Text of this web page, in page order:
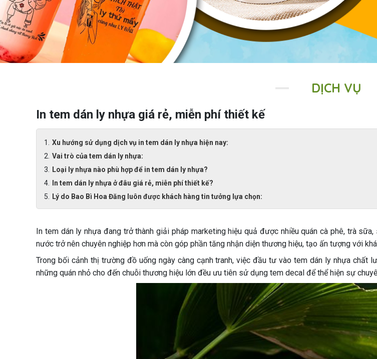
DỊCH VỤ
In tem dán ly nhựa giá rẻ, miễn phí thiết kế
Xu hướng sử dụng dịch vụ in tem dán ly nhựa hiện nay:
Vai trò của tem dán ly nhựa:
Loại ly nhựa nào phù hợp để in tem dán ly nhựa?
In tem dán ly nhựa ở đâu giá rẻ, miễn phí thiết kế?
Lý do Bao Bì Hoa Đăng luôn được khách hàng tin tưởng lựa chọn:
In tem dán ly nhựa đang trở thành giải pháp marketing hiệu quả được nhiều quán cà phê, trà
nước trở nên chuyên nghiệp hơn mà còn góp phần tăng nhận diện thương hiệu, tạo ấn tượng với
Trong bối cảnh thị trường đồ uống ngày càng cạnh tranh, việc đầu tư vào tem dán ly nhựa
những quán nhỏ cho đến chuỗi thương hiệu lớn đều ưu tiên sử dụng tem decal để thể hiện sự